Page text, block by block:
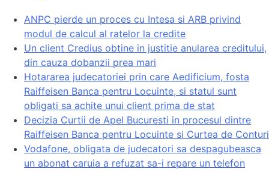
ANPC pierde un proces cu Intesa si ARB privind
modul de calcul al ratelor la credite
Un client Credius obtine in justitie anularea creditului,
din cauza dobanzii prea mari
Hotararea judecatoriei prin care Aedificium, fosta
Raiffeisen Banca pentru Locuinte, si statul sunt
obligati sa achite unui client prima de stat
Decizia Curtii de Apel Bucuresti in procesul dintre
Raiffeisen Banca pentru Locuinte si Curtea de Conturi
Vodafone, obligata de judecatori sa despagubeasca
un abonat caruia a refuzat sa-i repare un telefon